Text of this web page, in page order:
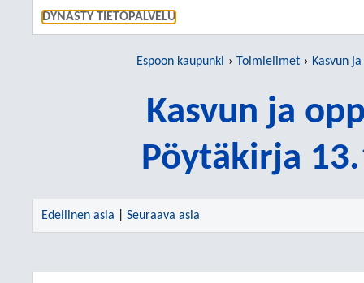
DYNASTY TIETOPALVELU
Espoon kaupunki Toimielimet Kasvun
Kasvun ja
Pöytäkirja
Edellinen asia Seuraava asia